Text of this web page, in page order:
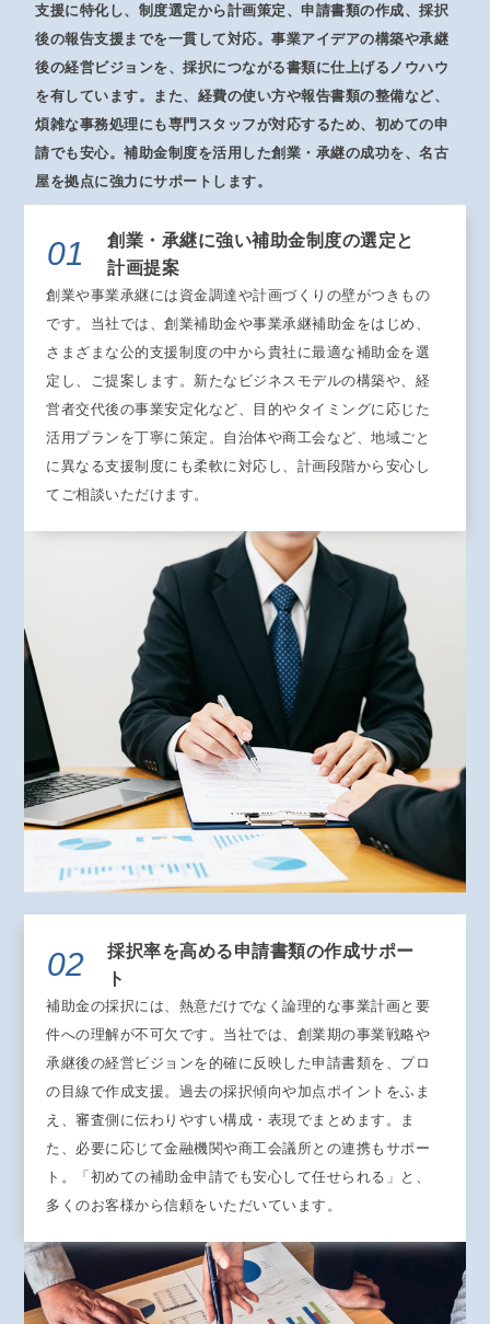
支援に特化し、制度選定から計画策定、申請書類の作成、採択
後の報告支援までを一貫して対応。事業アイデアの構築や承継
後の経営ビジョンを、採択につながる書類に仕上げるノウハウ
を有しています。また、経費の使い方や報告書類の整備など、
煩雑な事務処理にも専門スタッフが対応するため、初めての申
請でも安心。補助金制度を活用した創業・承継の成功を、名古
屋を拠点に強力にサポートします。
01
創業・承継に強い補助金制度の選定と
計画提案
創業や事業承継には資金調達や計画づくりの壁がつきもの
です。当社では、創業補助金や事業承継補助金をはじめ、
さまざまな公的支援制度の中から貴社に最適な補助金を選
定し、ご提案します。新たなビジネスモデルの構築や、経
営者交代後の事業安定化など、目的やタイミングに応じた
活用プランを丁寧に策定。自治体や商工会など、地域ごと
に異なる支援制度にも柔軟に対応し、計画段階から安心し
てご相談いただけます。
02
採択率を高める申請書類の作成サポー
ト
補助金の採択には、熱意だけでなく論理的な事業計画と要
件への理解が不可欠です。当社では、創業期の事業戦略や
承継後の経営ビジョンを的確に反映した申請書類を、プロ
の目線で作成支援。過去の採択傾向や加点ポイントをふま
え、審査側に伝わりやすい構成・表現でまとめます。ま
た、必要に応じて金融機関や商工会議所との連携もサポー
ト。「初めての補助金申請でも安心して任せられる」と、
多くのお客様から信頼をいただいています。